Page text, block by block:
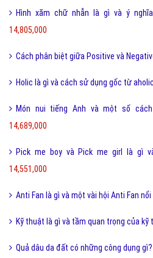
Hình xăm chữ nhẫn là gì và ý
14,805,000
Cách phân biệt giữa Positive và
Holic là gì và cách sử dụng gốc từ
Món nui tiếng Anh và một số
14,689,000
Pick me boy và Pick me girl là gì
14,551,000
Anti Fan là gì và một vài hội Anti Fan
Kỹ thuật là gì và tầm quan trọng của kỹ
Quả dâu da đất có những công dụng gì?